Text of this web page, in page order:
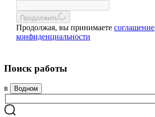
Продолжить
Продолжая, вы принимаете соглашение
конфиденциальности
Поиск работы
в Водном